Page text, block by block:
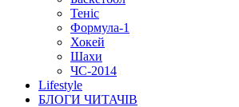
Теніс
Формула-1
Хокей
Шахи
ЧС-2014
Lifestyle
БЛОГИ ЧИТАЧІВ